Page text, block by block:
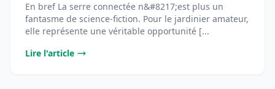
En bref La serre connectée n&#8217;est plus un
fantasme de science-fiction. Pour le jardinier amateur,
elle représente une véritable opportunité [...
Lire l'article